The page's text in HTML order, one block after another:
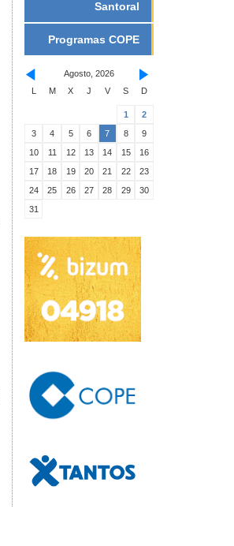
Santoral
Programas COPE
Agosto, 2026
L
M X J V S D
1
2
3
4 5 6 7 8
9
10
11 12 13 14 15
16
17
18 19 20 21 22
23
24
25 26 27 28 29
30
31